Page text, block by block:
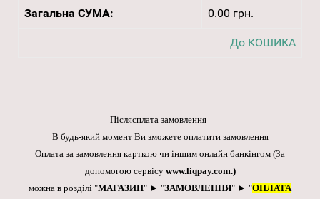
Загальна СУМА: 0.00 грн.
До КОШИКА
Післясплата замовлення
В будь-який момент Ви зможете оплатити замовлення
Оплата за замовлення карткою чи іншим онлайн банкінгом (За
допомогою сервісу www.liqpay.com.)
можна в розділі "МАГАЗИН" ► "ЗАМОВЛЕННЯ" ► "ОПЛАТА